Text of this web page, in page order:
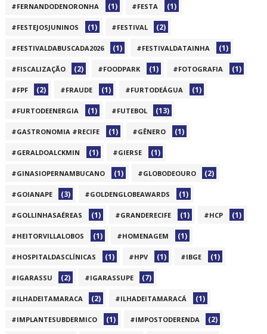
#FERNANDODENORONHA (1) #FESTA (1)
#FESTEJOSJUNINOS (1) #FESTIVAL (2)
#FESTIVALDABUSCADA2026 (1) #FESTIVALDATAINHA (1)
#FISCALIZAÇÃO (2) #FOODPARK (1) #FOTOGRAFIA (1)
#FPF (2) #FRAUDE (1) #FURTODEÁGUA (1)
#FURTODEENERGIA (1) #FUTEBOL (13)
#GASTRONOMIA #RECIFE (1) #GÊNERO (1)
#GERALDOALCKMIN (1) #GIERSE (1)
#GINASIOPERNAMBUCANO (1) #GLOBODEOURO (2)
#GOIANAPE (3) #GOLDENGLOBEAWARDS (1)
#GOLLINHASAÉREAS (1) #GRANDERECIFE (1) #HCP (1)
#HEITORVILLALOBOS (1) #HOMENAGEM (1)
#HOSPITALDASCLÍNICAS (1) #HPV (1) #IBGE (1)
#IGARASSU (2) #IGARASSUPE (7)
#ILHADEITAMARACA (2) #ILHADEITAMARACÁ (1)
#IMPLANTESUBDERMICO (1) #IMPOSTODERENDA (2)